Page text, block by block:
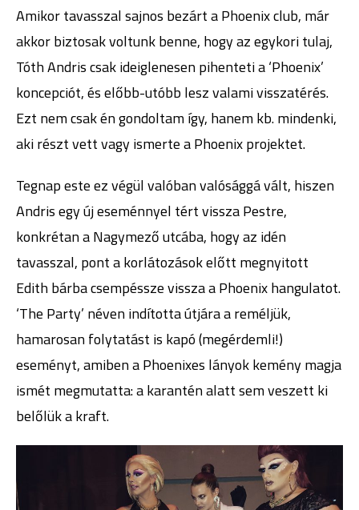
Amikor tavasszal sajnos bezárt a Phoenix club, már
akkor biztosak voltunk benne, hogy az egykori tulaj,
Tóth Andris csak ideiglenesen pihenteti a ‘Phoenix’
koncepciót, és előbb-utóbb lesz valami visszatérés.
Ezt nem csak én gondoltam így, hanem kb. mindenki,
aki részt vett vagy ismerte a Phoenix projektet.
Tegnap este ez végül valóban valósággá vált, hiszen
Andris egy új eseménnyel tért vissza Pestre,
konkrétan a Nagymező utcába, hogy az idén
tavasszal, pont a korlátozások előtt megnyitott
Edith bárba csempéssze vissza a Phoenix hangulatot.
‘The Party’ néven indította útjára a reméljük,
hamarosan folytatást is kapó (megérdemli!)
eseményt, amiben a Phoenixes lányok kemény magja
ismét megmutatta: a karantén alatt sem veszett ki
belőlük a kraft.